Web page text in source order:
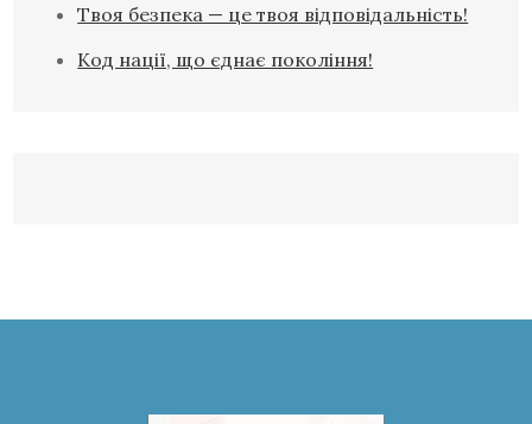
Твоя безпека — це твоя відповідальність!
Код нації, що єднає покоління!